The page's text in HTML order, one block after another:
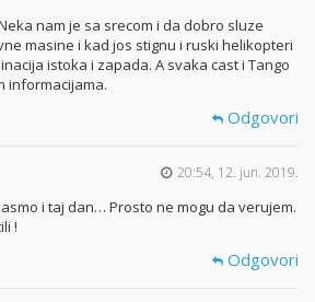
nam je sa srecom i da dobro sluze
masine i kad jos stignu i ruski helikopteri
istoka i zapada. A svaka cast i Tango
informacijama.
Odgovori
20:54, 12. jun. 2019.
i taj dan… Prosto ne mogu da verujem.
!
Odgovori